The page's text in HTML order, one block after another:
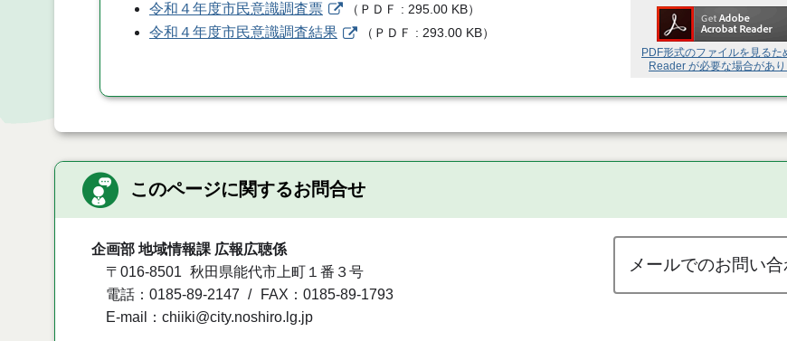
PDF形式のファイルを見るた
Reader が必要な場合があ
令和４年度市民意識調査票 （ ＰＤＦ 295.00 KB）
令和４年度市民意識調査結果 （ ＰＤＦ 293.00 KB）
このページに関するお問合せ
企画部 地域情報課 広報広聴係
〒016-8501
秋田県能代市上町１番３号
電話：0185-89-2147
FAX：0185-89-1793
E-mail：chiiki@city.noshiro.lg.jp
メールでのお問い